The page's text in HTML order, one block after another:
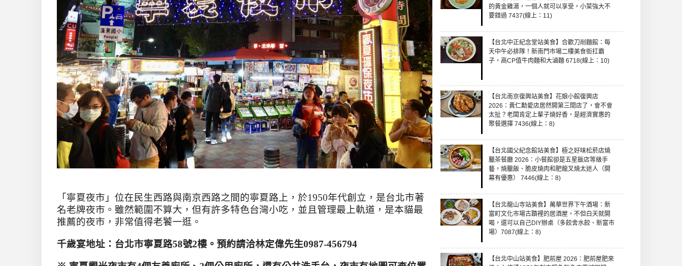
「寧夏夜市」位在民生西路與南京西路之間的寧夏路上，於1950年代創立，是台北市著
名老牌夜市。雖然範圍不算大，但有許多特色台灣小吃，並且管理最上軌道，是本貓最
推薦的夜市 ，非常值得老饕一逛 。
千歲宴地址：台北市寧夏路58號2樓。預約請洽林定偉先生0987-456794
的黃金雞湯，一個人就可以享受，小菜強大不
要錯過 7437(線上：11)
【台北中正紀念堂站美食】合歡刀削麵館：每
天中午必排隊！新南門市場二樓美食街扛霸
子，高CP值牛肉麵和大滷麵 6718(線上：10)
【台北南京復興站美食】花娘小館復興店
2026：黃仁勳愛店居然開第三間店了，會不會
太扯？老闆肯定上輩子燒好香，是經濟實惠的
聚餐選擇 7436(線上：8)
【台北國父紀念館站美食】極之好味松菸店燒
臘茶餐廳 2026：小餐館卻是五星飯店等級手
藝，燒臘飯、脆皮燒肉和肥龍叉燒太迷人（開
幕有優惠） 7446(線上：8)
【台北龍山寺站美食】萬華世界下午酒場：新
富町文化市場古蹟裡的居酒屋，不但白天就開
喝，還可以自己DIY辦桌（多餃舍水餃、新富市
場）7087(線上：8)
【台北中山站美食】肥前屋 2026：肥前屋肥來